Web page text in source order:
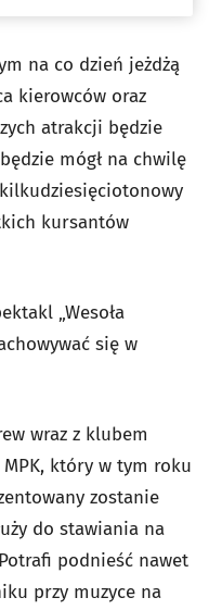
na co dzień jeżdżą
kierowców oraz
atrakcji będzie
mógł na chwilę
kursantów
„Wesoła
się w
wraz z klubem
który w tym roku
zostanie
do stawiania na
podnieść nawet
przy muzyce na